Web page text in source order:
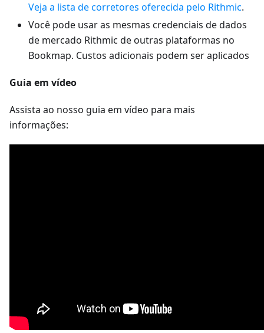
Veja a lista de corretores oferecida pelo Rithmic.
Você pode usar as mesmas credenciais de dados
de mercado Rithmic de outras plataformas no
Bookmap. Custos adicionais podem ser aplicados
Guia em vídeo
Assista ao nosso guia em vídeo para mais
informações: